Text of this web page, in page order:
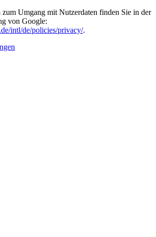
Umgang mit Nutzerdaten finden Sie in der
von Google:
intl/de/policies/privacy/.